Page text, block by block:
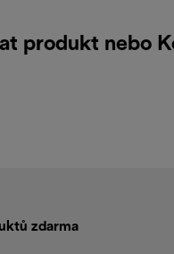
produkt nebo
zdarma